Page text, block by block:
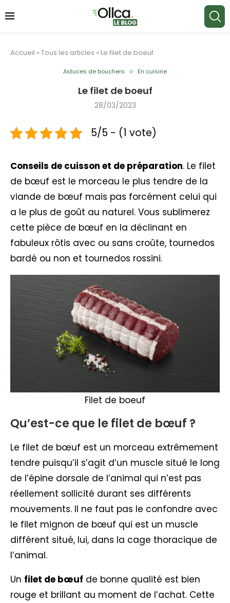
Accueil » Tous les articles » Le filet de boeuf
Astuces de bouchers En cuisine
Le filet de boeuf
28/03/2023
5/5 - (1 vote)
Conseils de cuisson et de préparation. Le filet
de bœuf est le morceau le plus tendre de la
viande de bœuf mais pas forcément celui qui
a le plus de goût au naturel. Vous sublimerez
cette pièce de bœuf en la déclinant en
fabuleux rôtis avec ou sans croûte, tournedos
bardé ou non et tournedos rossini.
Filet de boeuf
Qu’est-ce que le filet de bœuf ?
Le filet de bœuf est un morceau extrêmement
tendre puisqu’il s’agit d’un muscle situé le long
de l’épine dorsale de l’animal qui n’est pas
réellement sollicité durant ses différents
mouvements. Il ne faut pas le confondre avec
le filet mignon de bœuf qui est un muscle
différent situé, lui, dans la cage thoracique de
l’animal.
Un filet de bœuf de bonne qualité est bien
rouge et brillant au moment de l’achat. Cette